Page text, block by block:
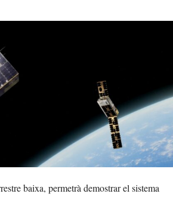
baixa, permetrà demostrar el sistema